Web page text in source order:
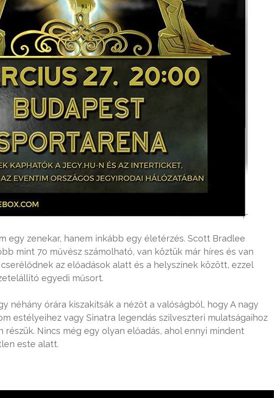
egy zenekar, hanem inkább egy életérzés. Scott Bradlee
mint 70 művész számolható, van köztük már híres és van
az előadások alatt és a helyszínek között, ezzel
egyedi műsort.
néhány órára kiszakítsák a nézőt a valóságból, hogy A nagy
estélyeihez vagy Sinatra legendás szilveszteri mulatságaihoz
részük. Nincs még egy olyan előadás, ahol ennyi mindent
este alatt.